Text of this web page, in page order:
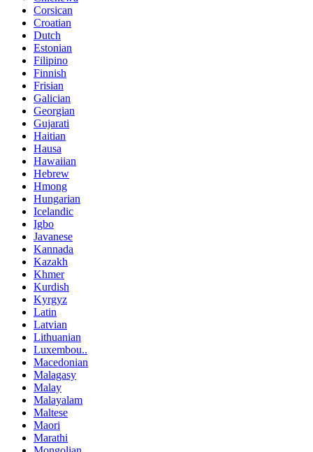
Corsican
Croatian
Dutch
Estonian
Filipino
Finnish
Frisian
Galician
Georgian
Gujarati
Haitian
Hausa
Hawaiian
Hebrew
Hmong
Hungarian
Icelandic
Igbo
Javanese
Kannada
Kazakh
Khmer
Kurdish
Kyrgyz
Latin
Latvian
Lithuanian
Luxembou..
Macedonian
Malagasy
Malay
Malayalam
Maltese
Maori
Marathi